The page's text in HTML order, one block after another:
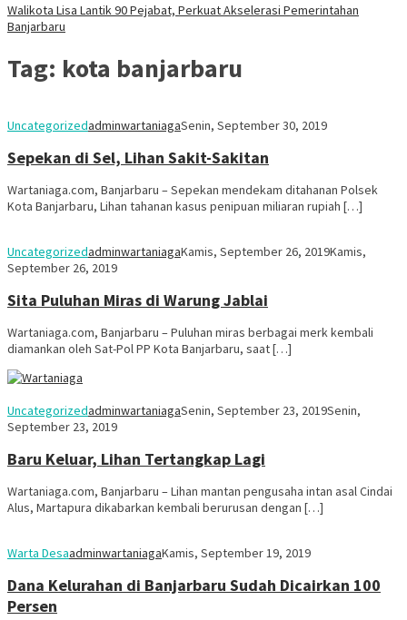
Walikota Lisa Lantik 90 Pejabat, Perkuat Akselerasi Pemerintahan
Banjarbaru
Tag: kota banjarbaru
UncategorizedadminwartaniagaSenin, September 30, 2019
Sepekan di Sel, Lihan Sakit-Sakitan
Wartaniaga.com, Banjarbaru – Sepekan mendekam ditahanan Polsek
Kota Banjarbaru, Lihan tahanan kasus penipuan miliaran rupiah […]
UncategorizedadminwartaniagaKamis, September 26, 2019Kamis,
September 26, 2019
Sita Puluhan Miras di Warung Jablai
Wartaniaga.com, Banjarbaru – Puluhan miras berbagai merk kembali
diamankan oleh Sat-Pol PP Kota Banjarbaru, saat […]
UncategorizedadminwartaniagaSenin, September 23, 2019Senin,
September 23, 2019
Baru Keluar, Lihan Tertangkap Lagi
Wartaniaga.com, Banjarbaru – Lihan mantan pengusaha intan asal Cindai
Alus, Martapura dikabarkan kembali berurusan dengan […]
Warta DesaadminwartaniagaKamis, September 19, 2019
Dana Kelurahan di Banjarbaru Sudah Dicairkan 100
Persen